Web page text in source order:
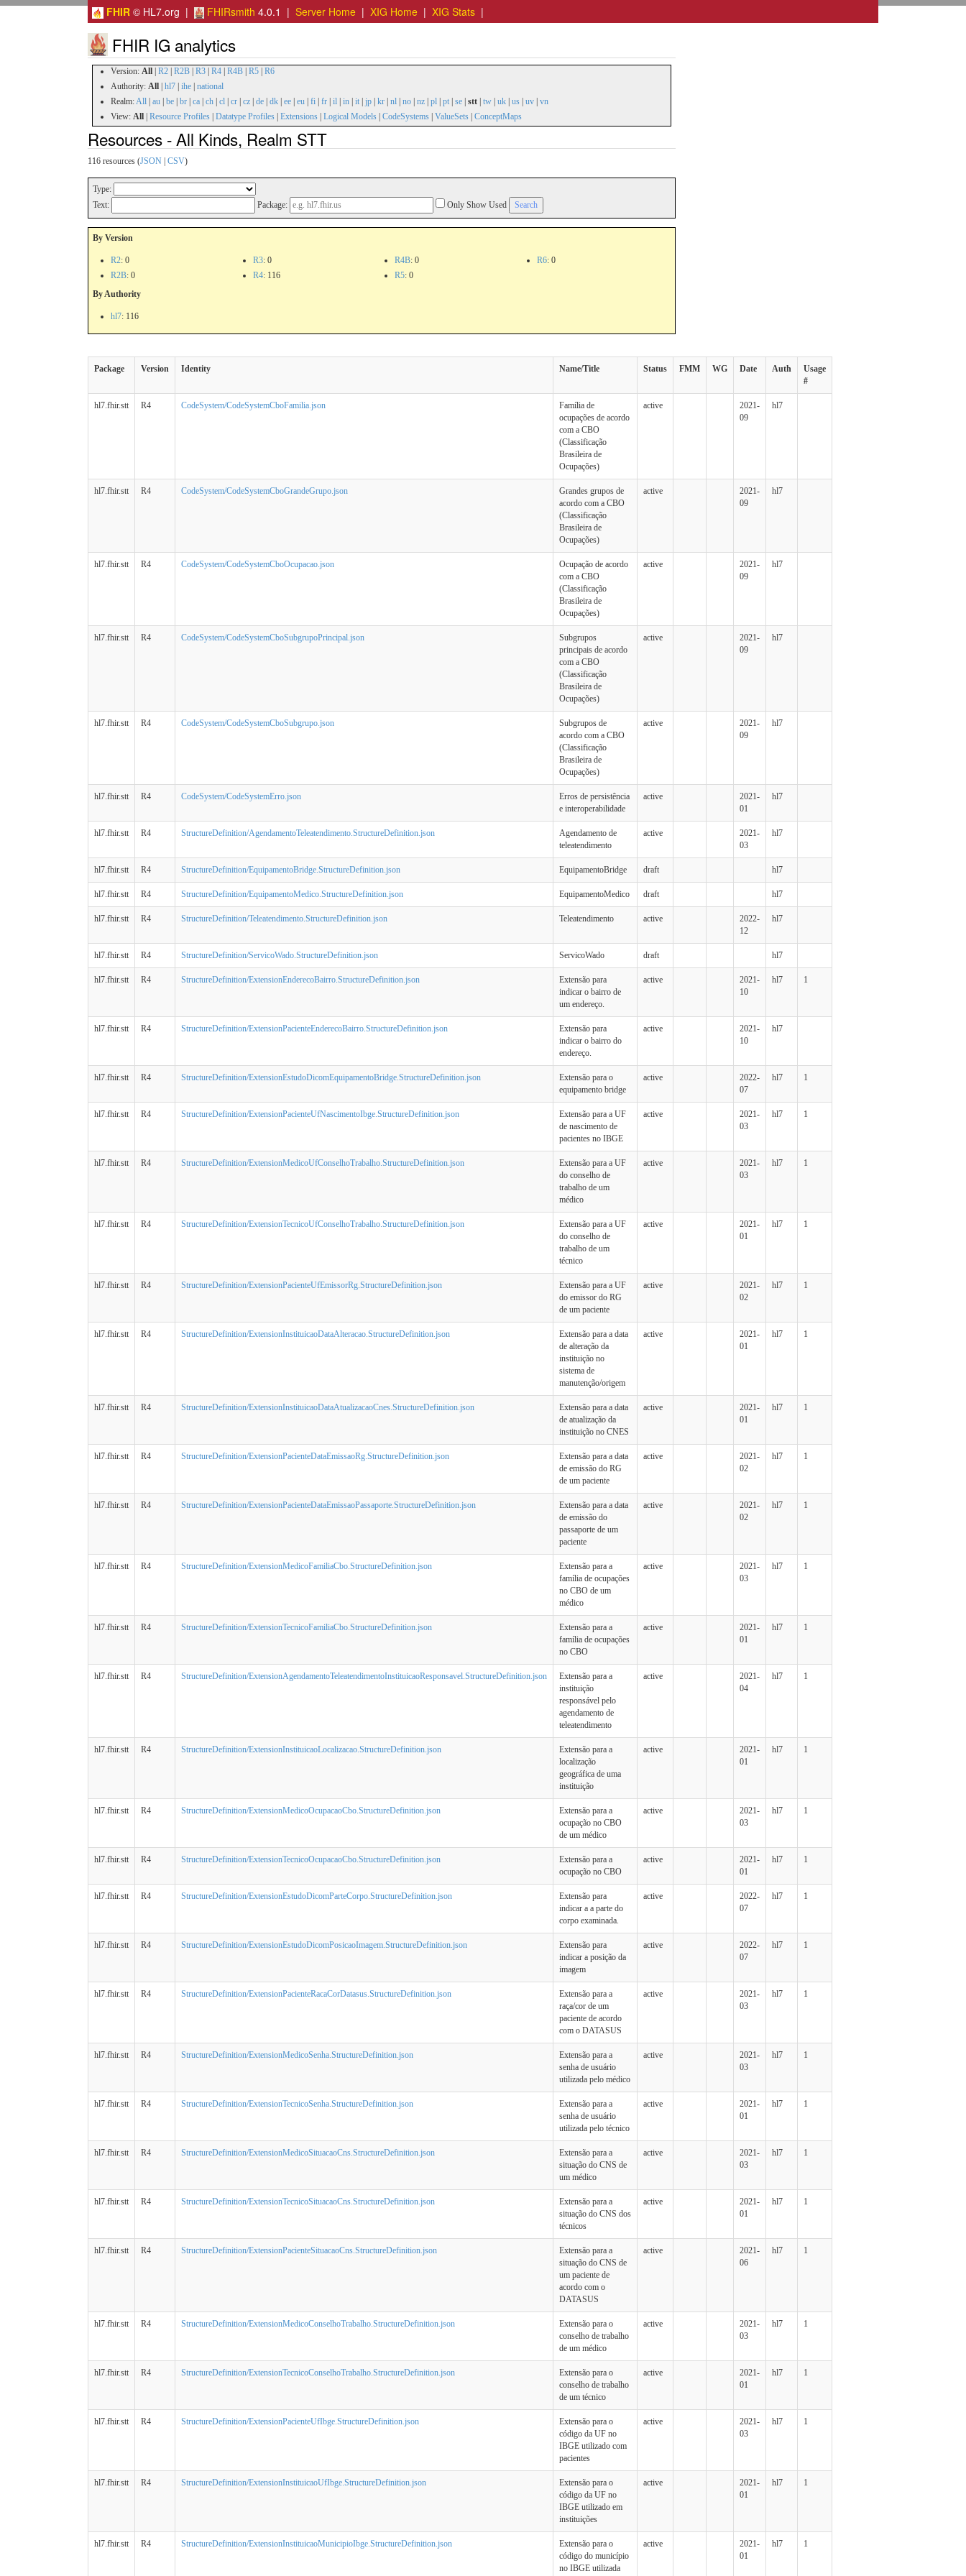
FHIR © HL7.org | FHIRsmith 4.0.1 | Server Home | XIG Home | XIG Stats |
FHIR IG analytics
Version: All R2 R2B R3 R4 R4B R5 R6
Authority: All hl7 ihe national
Realm:All au be br ca ch cl cr cz de dk ee eu fi fr il in it jp kr nl no nz pl pt se stt tw uk us uv vn
View: All Resource Profiles Datatype Profiles Extensions Logical Models CodeSystems ValueSets ConceptMaps
Resources - All Kinds, Realm STT
116 resources (JSON CSV)
Type:
Text:
Package: Only Show Used
By Version
R2: 0
R2B: 0
R3: 0
R4: 116
R4B: 0
R5: 0
R6: 0
By Authority
hl7: 116
Package Version Identity Name/Title Status FMM WG Date Auth
Usage
#
hl7.fhir.stt R4 CodeSystem/CodeSystemCboFamilia.json
Família de
ocupações de acordo
com a CBO
(Classificação
Brasileira de
Ocupações)
active
2021-
09
hl7
hl7.fhir.stt R4 CodeSystem/CodeSystemCboGrandeGrupo.json
Grandes grupos de
acordo com a CBO
(Classificação
Brasileira de
Ocupações)
active
2021-
09
hl7
hl7.fhir.stt R4 CodeSystem/CodeSystemCboOcupacao.json
Ocupação de acordo
com a CBO
(Classificação
Brasileira de
Ocupações)
active
2021-
09
hl7
hl7.fhir.stt R4 CodeSystem/CodeSystemCboSubgrupoPrincipal.json
Subgrupos
principais de acordo
com a CBO
(Classificação
Brasileira de
Ocupações)
active
2021-
09
hl7
hl7.fhir.stt R4 CodeSystem/CodeSystemCboSubgrupo.json
Subgrupos de
acordo com a CBO
(Classificação
Brasileira de
Ocupações)
active
2021-
09
hl7
hl7.fhir.stt R4 CodeSystem/CodeSystemErro.json
Erros de persistência
e interoperabilidade
active
2021-
01
hl7
hl7.fhir.stt R4 StructureDefinition/AgendamentoTeleatendimento.StructureDefinition.json
Agendamento de
teleatendimento
active
2021-
03
hl7
hl7.fhir.stt R4 StructureDefinition/EquipamentoBridge.StructureDefinition.json EquipamentoBridge draft hl7
hl7.fhir.stt R4 StructureDefinition/EquipamentoMedico.StructureDefinition.json EquipamentoMedico draft hl7
hl7.fhir.stt R4 StructureDefinition/Teleatendimento.StructureDefinition.json Teleatendimento active
2022-
12
hl7
hl7.fhir.stt R4 StructureDefinition/ServicoWado.StructureDefinition.json ServicoWado draft hl7
hl7.fhir.stt R4 StructureDefinition/ExtensionEnderecoBairro.StructureDefinition.json
Extensão para
indicar o bairro de
um endereço.
active
2021-
10
hl7 1
hl7.fhir.stt R4 StructureDefinition/ExtensionPacienteEnderecoBairro.StructureDefinition.json
Extensão para
indicar o bairro do
endereço.
active
2021-
10
hl7
hl7.fhir.stt R4 StructureDefinition/ExtensionEstudoDicomEquipamentoBridge.StructureDefinition.json
Extensão para o
equipamento bridge
active
2022-
07
hl7 1
hl7.fhir.stt R4 StructureDefinition/ExtensionPacienteUfNascimentoIbge.StructureDefinition.json
Extensão para a UF
de nascimento de
pacientes no IBGE
active
2021-
03
hl7 1
hl7.fhir.stt R4 StructureDefinition/ExtensionMedicoUfConselhoTrabalho.StructureDefinition.json
Extensão para a UF
do conselho de
trabalho de um
médico
active
2021-
03
hl7 1
hl7.fhir.stt R4 StructureDefinition/ExtensionTecnicoUfConselhoTrabalho.StructureDefinition.json
Extensão para a UF
do conselho de
trabalho de um
técnico
active
2021-
01
hl7 1
hl7.fhir.stt R4 StructureDefinition/ExtensionPacienteUfEmissorRg.StructureDefinition.json
Extensão para a UF
do emissor do RG
de um paciente
active
2021-
02
hl7 1
hl7.fhir.stt R4 StructureDefinition/ExtensionInstituicaoDataAlteracao.StructureDefinition.json
Extensão para a data
de alteração da
instituição no
sistema de
manutenção/origem
active
2021-
01
hl7 1
hl7.fhir.stt R4 StructureDefinition/ExtensionInstituicaoDataAtualizacaoCnes.StructureDefinition.json
Extensão para a data
de atualização da
instituição no CNES
active
2021-
01
hl7 1
hl7.fhir.stt R4 StructureDefinition/ExtensionPacienteDataEmissaoRg.StructureDefinition.json
Extensão para a data
de emissão do RG
de um paciente
active
2021-
02
hl7 1
hl7.fhir.stt R4 StructureDefinition/ExtensionPacienteDataEmissaoPassaporte.StructureDefinition.json
Extensão para a data
de emissão do
passaporte de um
paciente
active
2021-
02
hl7 1
hl7.fhir.stt R4 StructureDefinition/ExtensionMedicoFamiliaCbo.StructureDefinition.json
Extensão para a
família de ocupações
no CBO de um
médico
active
2021-
03
hl7 1
hl7.fhir.stt R4 StructureDefinition/ExtensionTecnicoFamiliaCbo.StructureDefinition.json
Extensão para a
família de ocupações
no CBO
active
2021-
01
hl7 1
hl7.fhir.stt R4 StructureDefinition/ExtensionAgendamentoTeleatendimentoInstituicaoResponsavel.StructureDefinition.json
Extensão para a
instituição
responsável pelo
agendamento de
teleatendimento
active
2021-
04
hl7 1
hl7.fhir.stt R4 StructureDefinition/ExtensionInstituicaoLocalizacao.StructureDefinition.json
Extensão para a
localização
geográfica de uma
instituição
active
2021-
01
hl7 1
hl7.fhir.stt R4 StructureDefinition/ExtensionMedicoOcupacaoCbo.StructureDefinition.json
Extensão para a
ocupação no CBO
de um médico
active
2021-
03
hl7 1
hl7.fhir.stt R4 StructureDefinition/ExtensionTecnicoOcupacaoCbo.StructureDefinition.json
Extensão para a
ocupação no CBO
active
2021-
01
hl7 1
hl7.fhir.stt R4 StructureDefinition/ExtensionEstudoDicomParteCorpo.StructureDefinition.json
Extensão para
indicar a a parte do
corpo examinada.
active
2022-
07
hl7 1
hl7.fhir.stt R4 StructureDefinition/ExtensionEstudoDicomPosicaoImagem.StructureDefinition.json
Extensão para
indicar a posição da
imagem
active
2022-
07
hl7 1
hl7.fhir.stt R4 StructureDefinition/ExtensionPacienteRacaCorDatasus.StructureDefinition.json
Extensão para a
raça/cor de um
paciente de acordo
com o DATASUS
active
2021-
03
hl7 1
hl7.fhir.stt R4 StructureDefinition/ExtensionMedicoSenha.StructureDefinition.json
Extensão para a
senha de usuário
utilizada pelo médico
active
2021-
03
hl7 1
hl7.fhir.stt R4 StructureDefinition/ExtensionTecnicoSenha.StructureDefinition.json
Extensão para a
senha de usuário
utilizada pelo técnico
active
2021-
01
hl7 1
hl7.fhir.stt R4 StructureDefinition/ExtensionMedicoSituacaoCns.StructureDefinition.json
Extensão para a
situação do CNS de
um médico
active
2021-
03
hl7 1
hl7.fhir.stt R4 StructureDefinition/ExtensionTecnicoSituacaoCns.StructureDefinition.json
Extensão para a
situação do CNS dos
técnicos
active
2021-
01
hl7 1
hl7.fhir.stt R4 StructureDefinition/ExtensionPacienteSituacaoCns.StructureDefinition.json
Extensão para a
situação do CNS de
um paciente de
acordo com o
DATASUS
active
2021-
06
hl7 1
hl7.fhir.stt R4 StructureDefinition/ExtensionMedicoConselhoTrabalho.StructureDefinition.json
Extensão para o
conselho de trabalho
de um médico
active
2021-
03
hl7 1
hl7.fhir.stt R4 StructureDefinition/ExtensionTecnicoConselhoTrabalho.StructureDefinition.json
Extensão para o
conselho de trabalho
de um técnico
active
2021-
01
hl7 1
hl7.fhir.stt R4 StructureDefinition/ExtensionPacienteUfIbge.StructureDefinition.json
Extensão para o
código da UF no
IBGE utilizado com
pacientes
active
2021-
03
hl7 1
hl7.fhir.stt R4 StructureDefinition/ExtensionInstituicaoUfIbge.StructureDefinition.json
Extensão para o
código da UF no
IBGE utilizado em
instituições
active
2021-
01
hl7 1
hl7.fhir.stt R4 StructureDefinition/ExtensionInstituicaoMunicipioIbge.StructureDefinition.json
Extensão para o
código do município
no IBGE utilizada
active
2021-
01
hl7 1